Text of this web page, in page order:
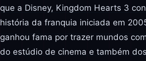
que a Disney, Kingdom Hearts 3
história da franquia iniciada em
ganhou fama por trazer mundos
do estúdio de cinema e também